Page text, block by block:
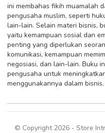
ini membahas fikih muamalah
pengusaha muslim, seperti
lain-lain. Selain materi bisnis,
yaitu kemampuan sosial dan
penting yang diperlukan
komunikasi, kemampuan
negosiasi, dan lain-lain. Buku
pengusaha untuk
menggunakannya dalam bisnis.
© Copyright 2026 - Store